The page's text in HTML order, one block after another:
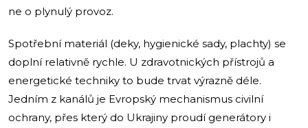
ne o plynulý provoz.
Spotřební materiál (deky, hygienické sady, plachty) se
doplní relativně rychle. U zdravotnických přístrojů a
energetické techniky to bude trvat výrazně déle.
Jedním z kanálů je Evropský mechanismus civilní
ochrany, přes který do Ukrajiny proudí generátory i